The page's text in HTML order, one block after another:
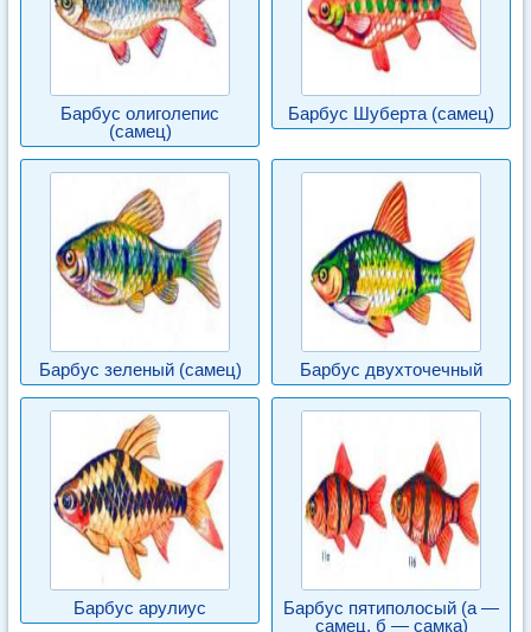
Барбус олиголепис
(самец)
Барбус Шуберта (самец)
Барбус зеленый (самец) Барбус двухточечный
Барбус арулиус
Барбус пятиполосый (а —
самец, б — самка)